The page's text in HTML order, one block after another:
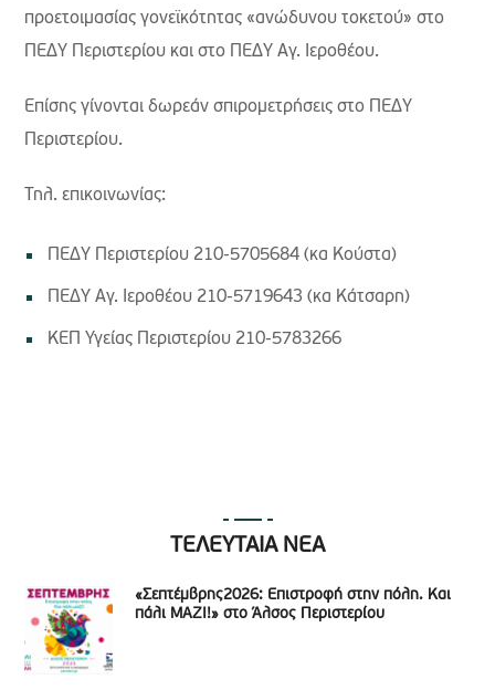
προετοιμασίας γονεϊκότητας «ανώδυνου τοκετού» στο
ΠΕΔΥ Περιστερίου και στο ΠΕΔΥ Αγ. Ιεροθέου.
Επίσης γίνονται δωρεάν σπιρομετρήσεις στο ΠΕΔΥ
Περιστερίου.
Τηλ. επικοινωνίας:
ΠΕΔΥ Περιστερίου 210-5705684 (κα Κούστα)
ΠΕΔΥ Αγ. Ιεροθέου 210-5719643 (κα Κάτσαρη)
ΚΕΠ Υγείας Περιστερίου 210-5783266
ΤΕΛΕΥΤΑΙΑ ΝΕΑ
«Σεπτέμβρης2026: Επιστροφή στην πόλη. Και
πάλι ΜΑΖΙ!» στο Άλσος Περιστερίου